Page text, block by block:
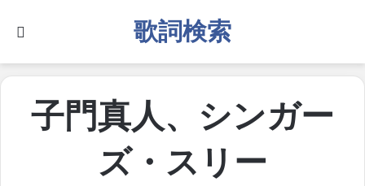
歌詞検索
子門真人、シンガー
ズ・スリー